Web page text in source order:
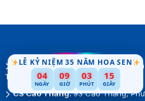
LỄ KỶ NIỆM 35 NĂM HOA SEN
04
NGÀY
09
GIỜ
03
PHÚT
13
GIÂY
CS Nguyễn Văn Tráng:08
Thành, TP.Hồ Chí Minh
CS Cao Thắng:93 Cao Thắng,